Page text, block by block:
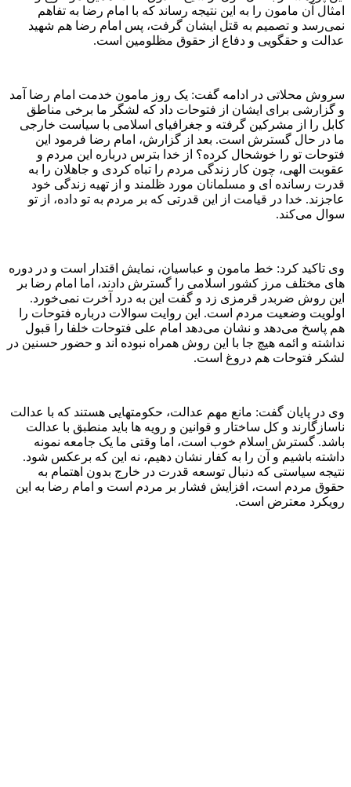
امثال آن مامون را به این نتیجه رساند که با امام رضا به تفاهم
نمی‌رسد و تصمیم به قتل ایشان گرفت، پس امام رضا هم شهید
عدالت و حقگویی و دفاع از حقوق مظلومین است.
سروش محلاتی در ادامه گفت: یک روز مامون خدمت امام رضا آمد
و گزارشی برای ایشان از فتوحات داد که لشگر ما برخی مناطق
کابل را از مشرکین گرفته و جغرافیای اسلامی با سیاست خارجی
ما در حال گسترش است. بعد از گزارش، امام رضا فرمود این
فتوحات تو را خوشحال کرده؟ از خدا بترس درباره این مردم و
عقوبت الهی، چون کار زندگی مردم را تباه کردی و جاهلان را به
قدرت رسانده ای و مسلمانان مورد ظلمند و از تهیه زندگی خود
عاجزند. خدا در قیامت از این قدرتی که بر مردم به تو داده، از تو
سوال می‌کند.
وی تاکید کرد: خط مامون و عباسیان، نمایش اقتدار است و در دوره
های مختلف مرز کشور اسلامی را گسترش دادند، اما امام رضا بر
این روش ضربدر قرمزی زد و گفت این به درد آخرت نمی‌خورد.
اولویت وضعیت مردم است. این روایت سوالات درباره فتوحات را
هم پاسخ می‌دهد و نشان می‌دهد امام علی فتوحات خلفا را قبول
نداشته و ائمه هیچ جا با این روش همراه نبوده اند و حضور حسنین در
لشکر فتوحات هم دروغ است.
وی در پایان گفت: مانع مهم عدالت، حکومتهایی هستند که با عدالت
ناسازگارند و کل ساختار و قوانین و رویه ها باید منطبق با عدالت
باشد. گسترش اسلام خوب است، اما وقتی ما یک جامعه نمونه
داشته باشیم و آن را به کفار نشان دهیم، نه این که برعکس شود.
نتیجه سیاستی که دنبال توسعه قدرت در خارج بدون اهتمام به
حقوق مردم است، افزایش فشار بر مردم است و امام رضا به این
رویکرد معترض است.